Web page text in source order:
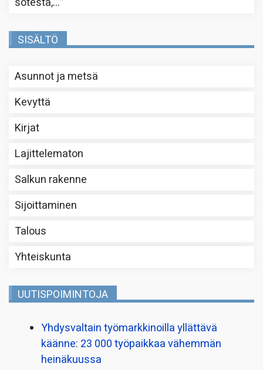
SISÄLTÖ
Asunnot ja metsä
Kevyttä
Kirjat
Lajittelematon
Salkun rakenne
Sijoittaminen
Talous
Yhteiskunta
UUTISPOIMINTOJA
Yhdysvaltain työmarkkinoilla yllättävä
käänne: 23 000 työpaikkaa vähemmän
heinäkuussa